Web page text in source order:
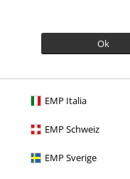
Ok
EMP Italia
EMP Schweiz
EMP Sverige